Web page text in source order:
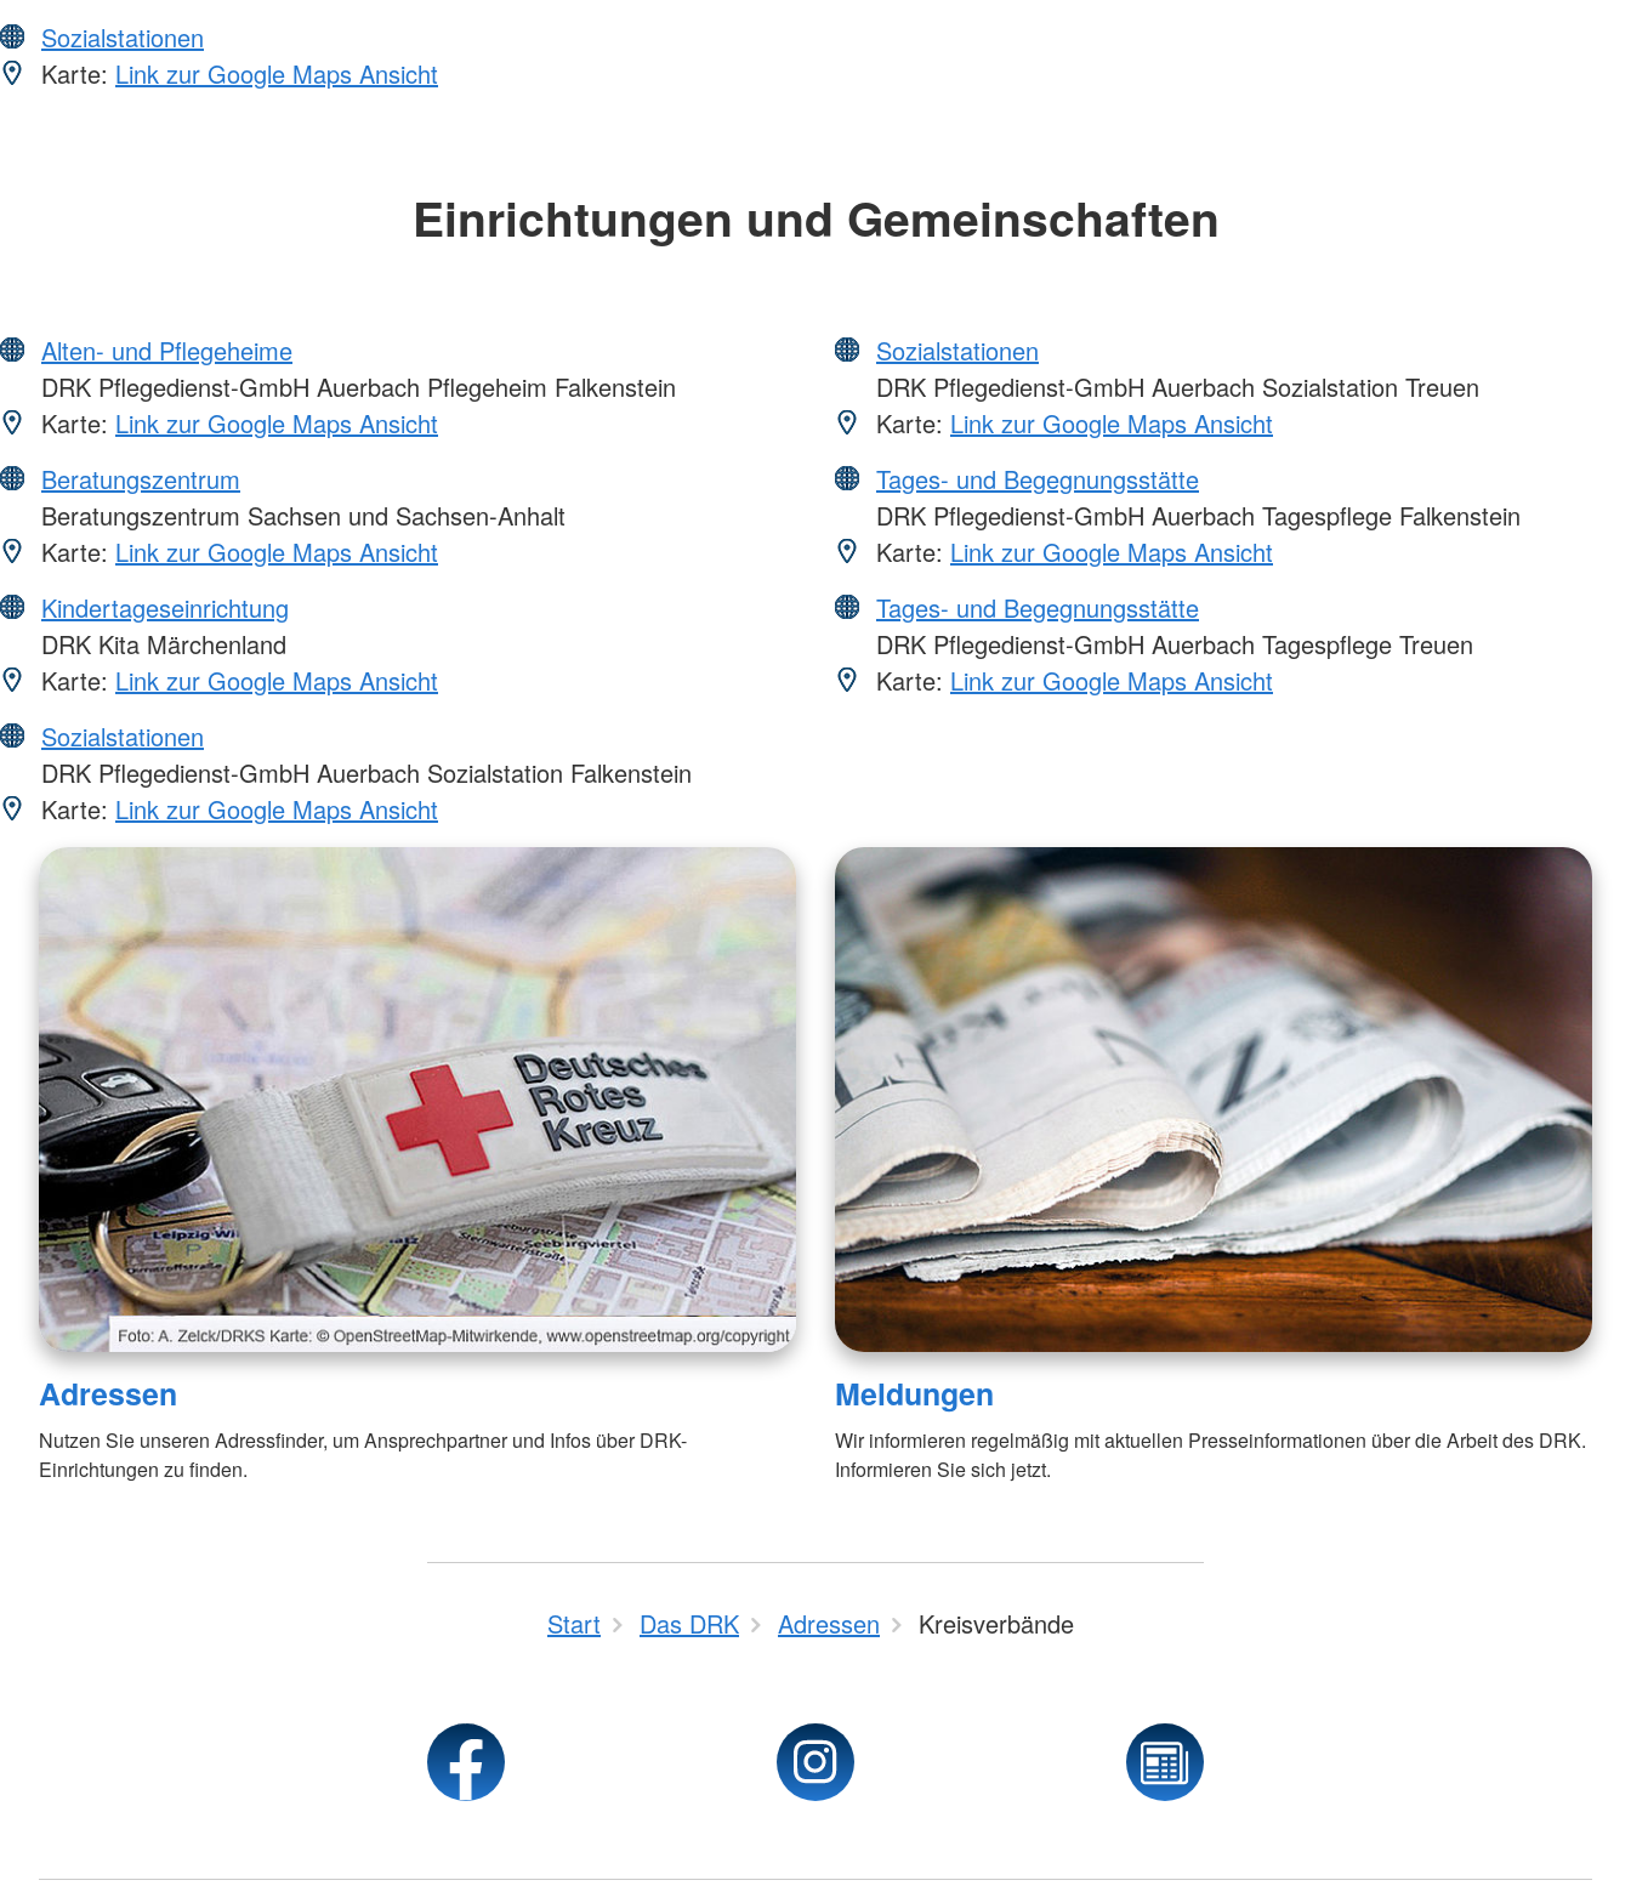
Sozialstationen
Karte: Link zur Google Maps Ansicht
Einrichtungen und Gemeinschaften
Alten- und Pflegeheime
DRK Pflegedienst-GmbH Auerbach Pflegeheim Falkenstein
Karte: Link zur Google Maps Ansicht
Beratungszentrum
Beratungszentrum Sachsen und Sachsen-Anhalt
Karte: Link zur Google Maps Ansicht
Kindertageseinrichtung
DRK Kita Märchenland
Karte: Link zur Google Maps Ansicht
Sozialstationen
DRK Pflegedienst-GmbH Auerbach Sozialstation Falkenstein
Karte: Link zur Google Maps Ansicht
Sozialstationen
DRK Pflegedienst-GmbH Auerbach Sozialstation Treuen
Karte: Link zur Google Maps Ansicht
Tages- und Begegnungsstätte
DRK Pflegedienst-GmbH Auerbach Tagespflege Falkenstein
Karte: Link zur Google Maps Ansicht
Tages- und Begegnungsstätte
DRK Pflegedienst-GmbH Auerbach Tagespflege Treuen
Karte: Link zur Google Maps Ansicht
Adressen
Nutzen Sie unseren Adressfinder, um Ansprechpartner und Infos über DRK-
Einrichtungen zu finden.
Meldungen
Wir informieren regelmäßig mit aktuellen Presseinformationen über die Arbeit des DRK.
Informieren Sie sich jetzt.
Start Das DRK Adressen Kreisverbände